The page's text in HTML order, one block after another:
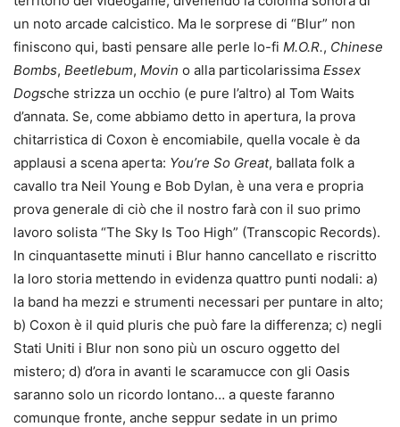
un noto arcade calcistico. Ma le sorprese di “Blur” non
finiscono qui, basti pensare alle perle lo-fi M.O.R., Chinese
Bombs, Beetlebum, Movin o alla particolarissima Essex
Dogsche strizza un occhio (e pure l’altro) al Tom Waits
d’annata. Se, come abbiamo detto in apertura, la prova
chitarristica di Coxon è encomiabile, quella vocale è da
applausi a scena aperta: You’re So Great, ballata folk a
cavallo tra Neil Young e Bob Dylan, è una vera e propria
prova generale di ciò che il nostro farà con il suo primo
lavoro solista “The Sky Is Too High” (Transcopic Records).
In cinquantasette minuti i Blur hanno cancellato e riscritto
la loro storia mettendo in evidenza quattro punti nodali: a)
la band ha mezzi e strumenti necessari per puntare in alto;
b) Coxon è il quid pluris che può fare la differenza; c) negli
Stati Uniti i Blur non sono più un oscuro oggetto del
mistero; d) d’ora in avanti le scaramucce con gli Oasis
saranno solo un ricordo lontano… a queste faranno
comunque fronte, anche seppur sedate in un primo